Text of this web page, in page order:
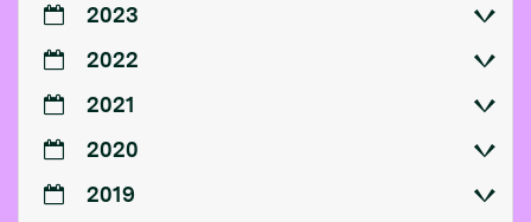
2023
2022
2021
2020
2019